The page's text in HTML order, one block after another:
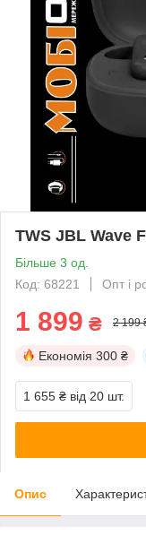
TWS JBL Wave
Більше 3 од.
Код: 68221
Опт і
1 899 ₴ 2 199
Економія 300 ₴
1 655 ₴ від 20 шт.
Опис